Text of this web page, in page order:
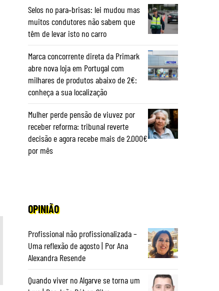
Selos no para‑brisas: lei mudou mas
muitos condutores não sabem que
têm de levar isto no carro
Marca concorrente direta da Primark
abre nova loja em Portugal com
milhares de produtos abaixo de 2€:
conheça a sua localização
Mulher perde pensão de viuvez por
receber reforma: tribunal reverte
decisão e agora recebe mais de 2.000€
por mês
OPINIÃO
Profissional não profissionalizada –
Uma reflexão de agosto | Por Ana
Alexandra Resende
Quando viver no Algarve se torna um